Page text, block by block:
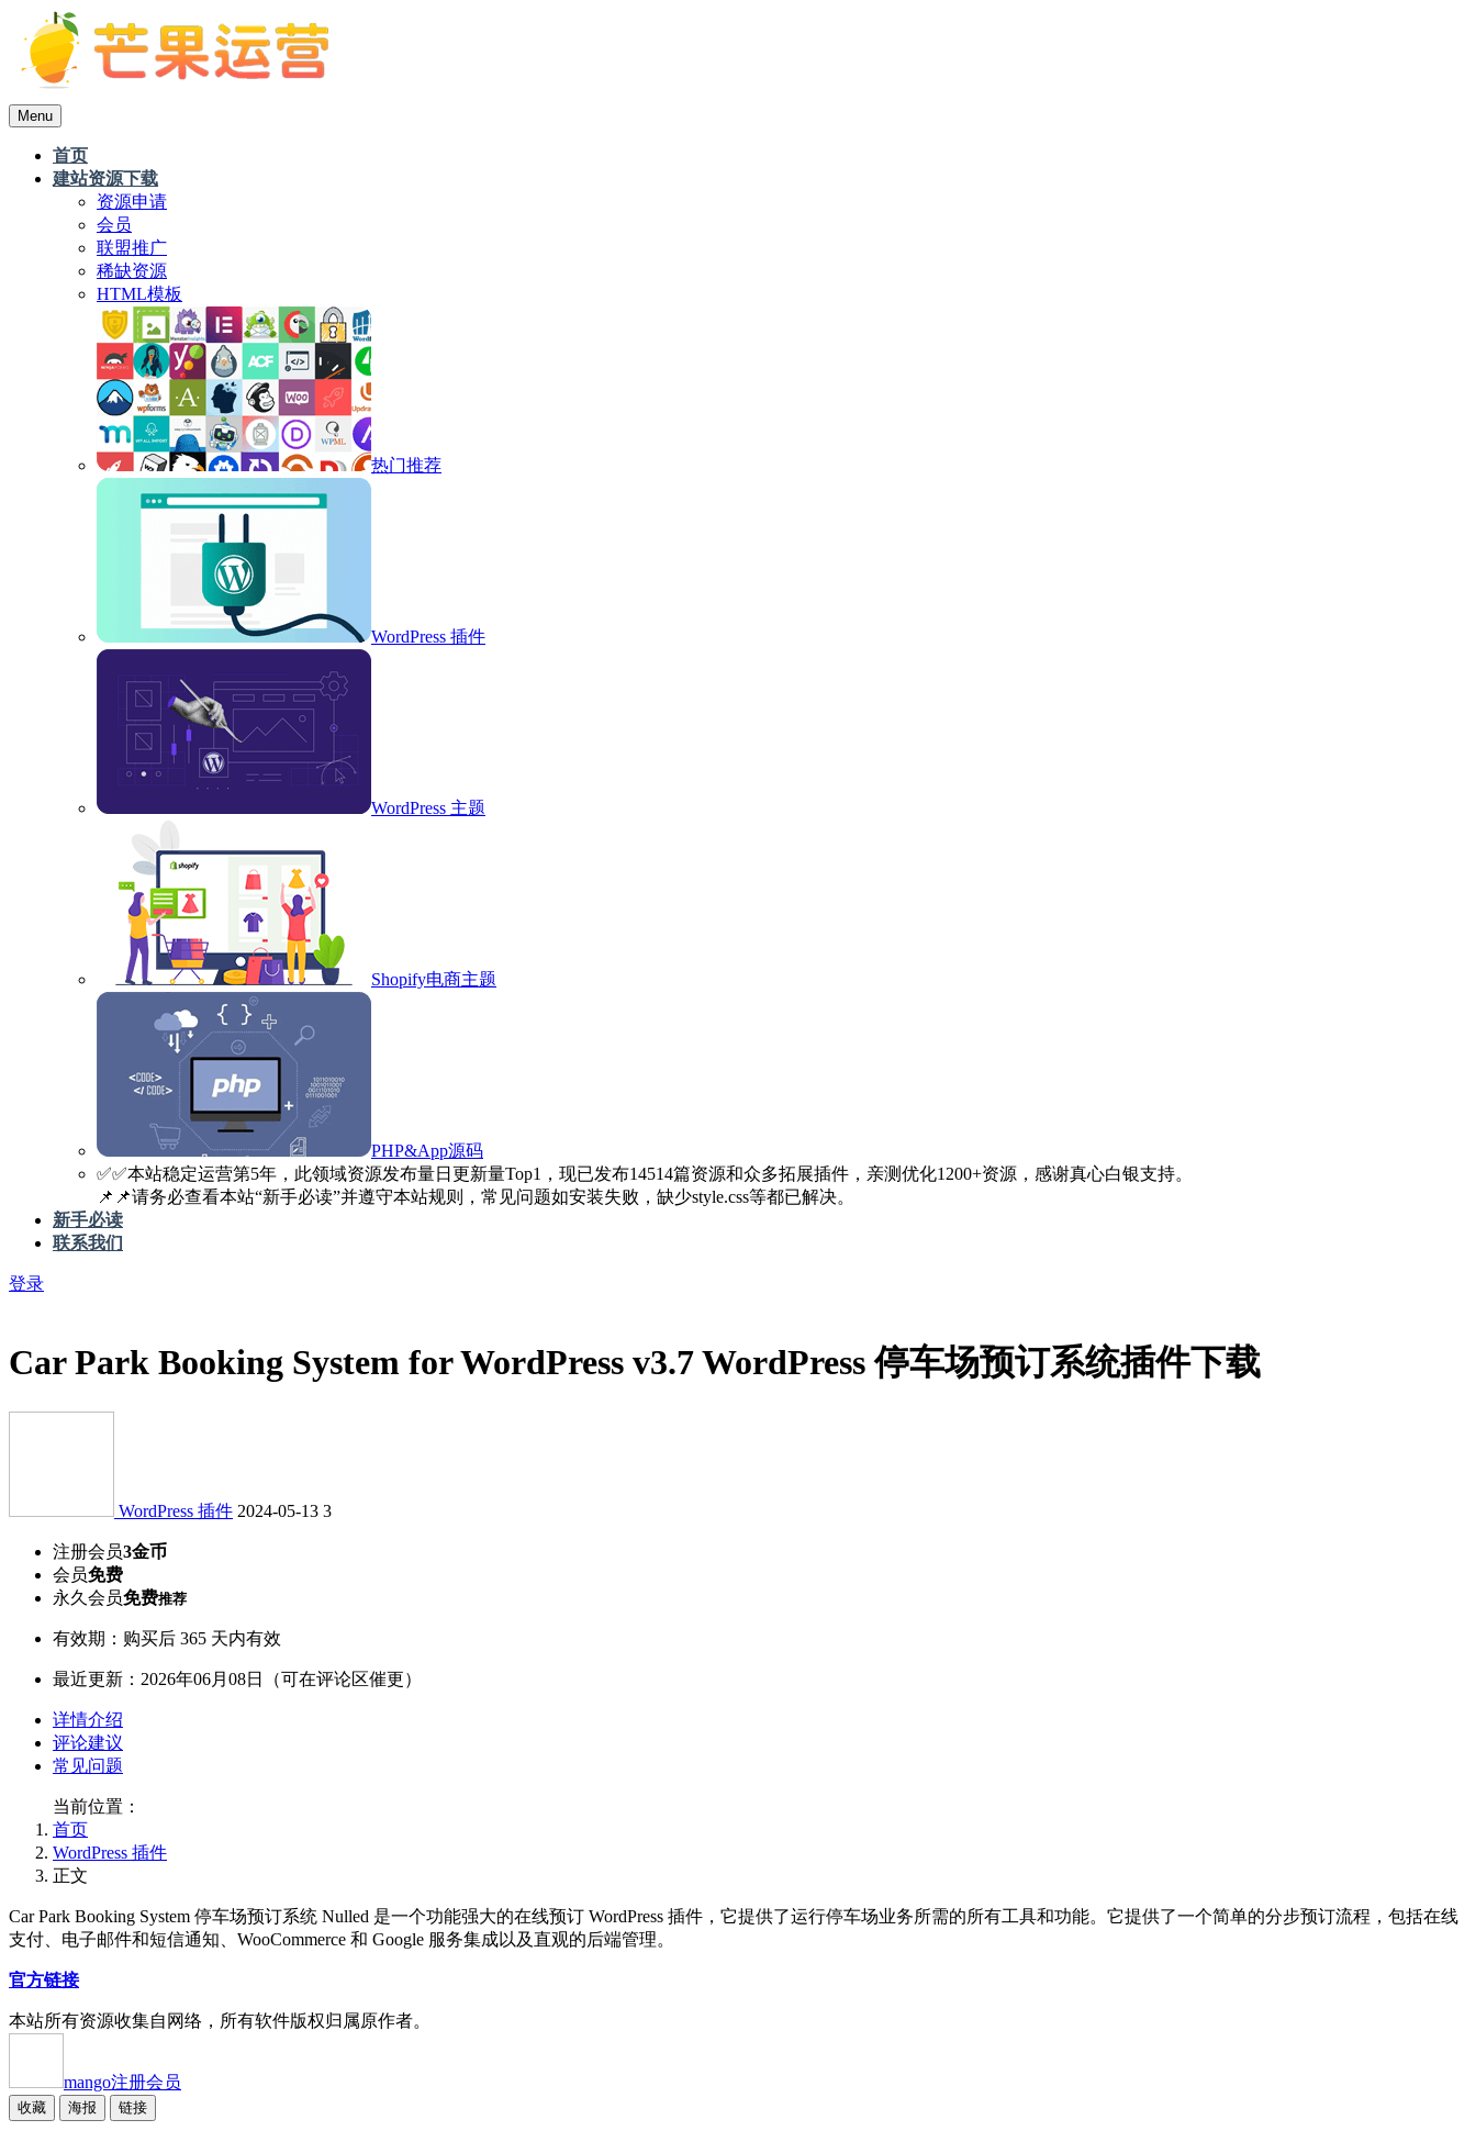
Menu
首页
建站资源下载
资源申请
会员
联盟推广
稀缺资源
HTML模板
热门推荐
WordPress 插件
WordPress 主题
Shopify电商主题
PHP&App源码
✅️✅️本站稳定运营第5年，此领域资源发布量日更新量Top1，现已发布14514篇资源和众多拓展插件，亲测优化1200+资源，感谢真心白银支持。
📌📌请务必查看本站“新手必读”并遵守本站规则，常见问题如安装失败，缺少style.css等都已解决。
新手必读
联系我们
登录
Car Park Booking System for WordPress v3.7 WordPress 停车场预订系统插件下载
WordPress 插件 2024-05-13 3
注册会员3金币
会员免费
永久会员免费推荐
有效期：购买后 365 天内有效
最近更新：2026年06月08日（可在评论区催更）
详情介绍
评论建议
常见问题
当前位置：
首页
WordPress 插件
正文
Car Park Booking System 停车场预订系统 Nulled 是一个功能强大的在线预订 WordPress 插件，它提供了运行停车场业务所需的所有工具和功能。它提供了一个简单的分步预订流程，包括在线
支付、电子邮件和短信通知、WooCommerce 和 Google 服务集成以及直观的后端管理。
官方链接
本站所有资源收集自网络，所有软件版权归属原作者。
mango注册会员
收藏 海报 链接